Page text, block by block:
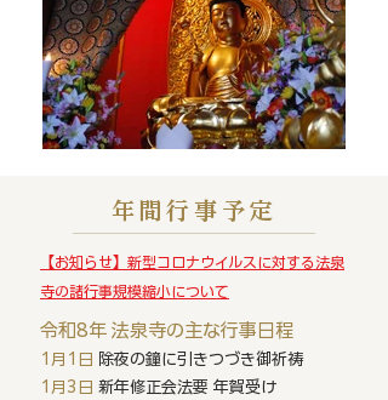
年間行事予定
【お知らせ】 新型コロナウイルスに対する法泉
寺の諸行事規模縮小について
令和8年 法泉寺の主な行事日程
1月1日
除夜の鐘に引きつづき御祈祷
1月3日 新年修正会法要 年賀受け